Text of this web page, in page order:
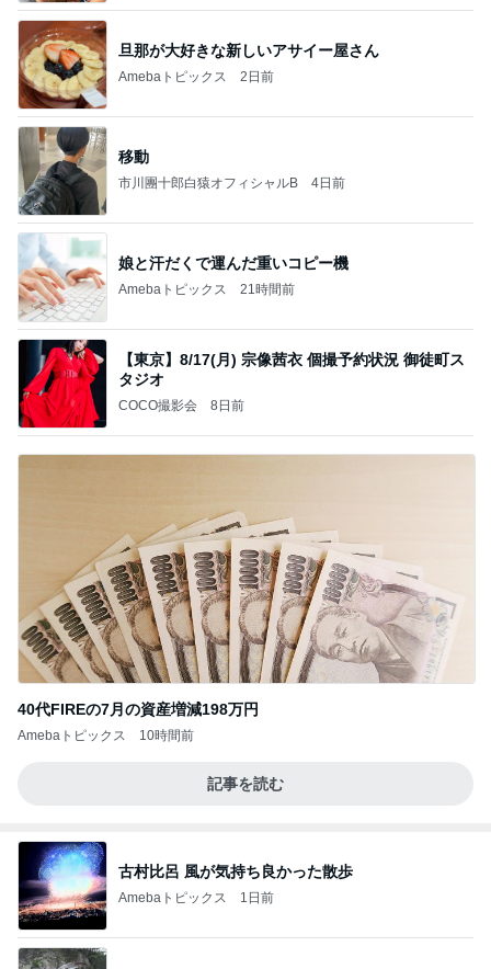
旦那が大好きな新しいアサイー屋さん
Amebaトピックス 2日前
移動
市川團十郎白猿オフィシャルB 4日前
娘と汗だくで運んだ重いコピー機
Amebaトピックス 21時間前
【東京】8/17(月) 宗像茜衣 個撮予約状況 御徒町ス
タジオ
COCO撮影会 8日前
40代FIREの7月の資産増減198万円
Amebaトピックス 10時間前
記事を読む
古村比呂 風が気持ち良かった散歩
Amebaトピックス 1日前